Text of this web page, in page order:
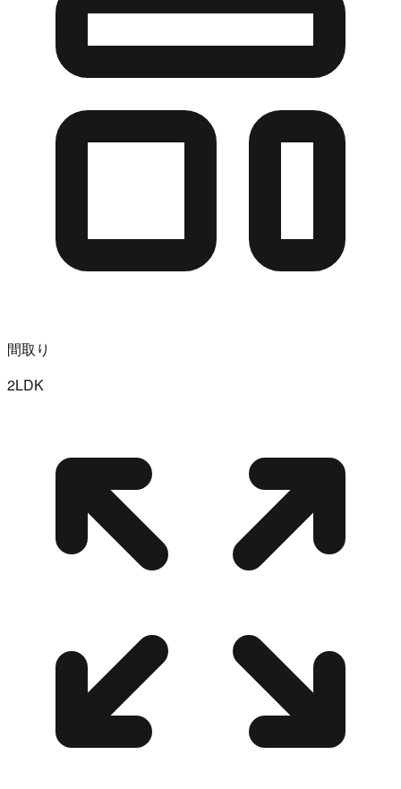
間取り
2LDK